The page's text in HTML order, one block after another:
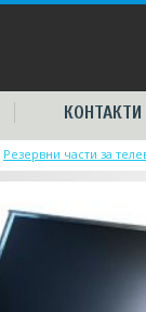
КОНТАКТИ
Резервни части за